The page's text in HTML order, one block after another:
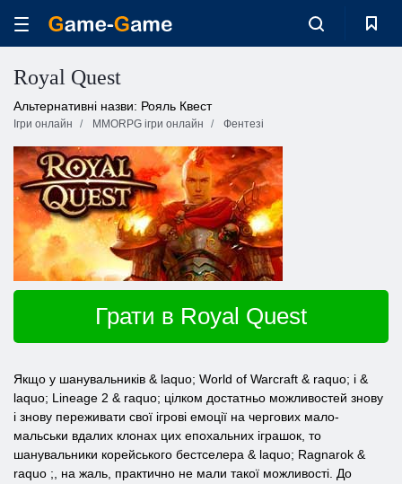
Royal Quest
Альтернативні назви: Рояль Квест
Ігри онлайн MMORPG ігри онлайн Фентезі
Грати в Royal Quest
Якщо у шанувальників & laquo; World of Warcraft & raquo; і &
laquo; Lineage 2 & raquo; цілком достатньо можливостей знову
і знову переживати свої ігрові емоції на чергових мало-
мальськи вдалих клонах цих епохальних іграшок, то
шанувальники корейського бестселера & laquo; Ragnarok &
raquo ;, на жаль, практично не мали такої можливості. До